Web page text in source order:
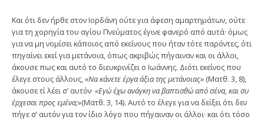
Και ότι δεν ήρθε στον Ιορδάνη ούτε για άφεση αμαρτημάτων, ούτε
για τη χορηγία του αγίου Πνεύματος έγινε φανερό από αυτά· όμως
για να μη νομίσει κάποιος από εκείνους που ήταν τότε παρόντες, ότι
πηγαίνει εκεί για μετάνοια, όπως ακριβώς πήγαιναν και οι άλλοι,
άκουσε πως και αυτό το διευκρινίζει ο Ιωάννης. Διότι εκείνος που
έλεγε στους άλλους,«Να κάνετε έργα άξια της μετάνοιας» (Ματθ. 3, 8),
άκουσε τί λέει σ’ αυτόν· «Εγώ έχω ανάγκη να βαπτισθώ από σένα, και συ
έρχεσαι προς εμένα;»(Ματθ. 3, 14). Αυτό το έλεγε για να δείξει ότι δεν
πήγε σ’ αυτόν για τον ίδιο λόγο που πήγαιναν οι άλλοι· και ότι τόσο